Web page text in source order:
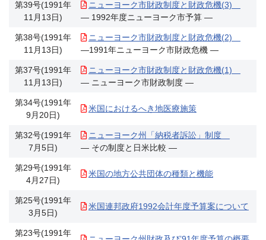
第39号(1991年
11月13日)
ニューヨーク市財政制度と財政危機(3)
― 1992年度ニューヨーク市予算 ―
第38号(1991年
11月13日)
ニューヨーク市財政制度と財政危機(2)
―1991年ニューヨーク市財政危機 ―
第37号(1991年
11月13日)
ニューヨーク市財政制度と財政危機(1)
― ニューヨーク市財政制度 ―
第34号(1991年
9月20日)
米国におけるへき地医療施策
第32号(1991年
7月5日)
ニューヨーク州「納税者訴訟」制度
― その制度と日米比較 ―
第29号(1991年
4月27日)
米国の地方公共団体の種類と機能
第25号(1991年
3月5日)
米国連邦政府1992会計年度予算案について
第23号(1991年